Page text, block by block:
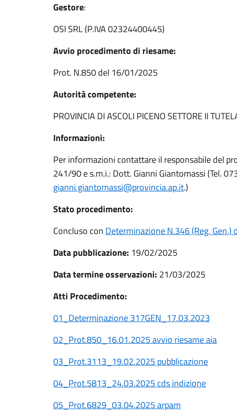
Gestore:
OSI SRL (P.IVA 02324400445)
Avvio procedimento di riesame:
Prot. N.850 del 16/01/2025
Autorità competente:
PROVINCIA DI ASCOLI PICENO SETTORE II
Informazioni:
Per informazioni contattare il responsabile del
241/90 e s.m.i.: Dott. Gianni Giantomassi (Tel.
gianni.giantomassi@provincia.ap.it.)
Stato procedimento:
Concluso con Determinazione N.346 (Reg.
Data pubblicazione: 19/02/2025
Data termine osservazioni: 21/03/2025
Atti Procedimento:
01_Determinazione 317GEN_17.03.2023
02_Prot.850_16.01.2025 avvio riesame aia
03_Prot.3113_19.02.2025 pubblicazione
04_Prot.5813_24.03.2025 cds indizione
05_Prot.6829_03.04.2025 arpam